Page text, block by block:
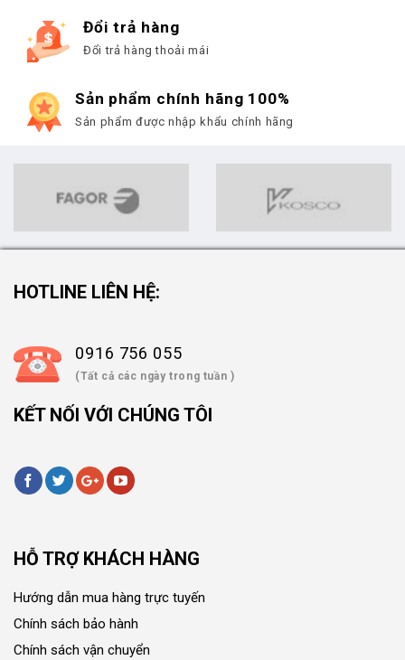
Đổi trả hàng
Đổi trả hàng thoải mái
Sản phẩm chính hãng 100%
Sản phẩm được nhập khẩu chính hãng
HOTLINE LIÊN HỆ:
0916 756 055
(Tất cả các ngày trong tuần )
KẾT NỐI VỚI CHÚNG TÔI
HỖ TRỢ KHÁCH HÀNG
Hướng dẫn mua hàng trực tuyến
Chính sách bảo hành
Chính sách vận chuyển